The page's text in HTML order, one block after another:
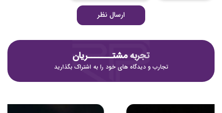
ارسال نظر
تجربه مشتـــــــریان
تجارب و دیدگاه های خود را به اشتراک بگذارید